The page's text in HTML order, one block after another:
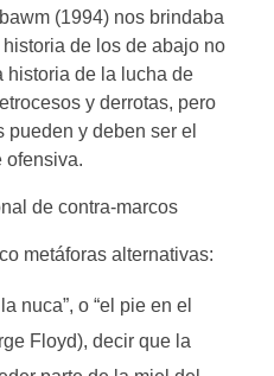
(1994) nos brindaba
de los de abajo no
historia de la lucha de
y derrotas, pero
pueden y deben ser el
ofensiva.
de contra-marcos
metáforas alternativas:
nuca”, o “el pie en el
Floyd), decir que la